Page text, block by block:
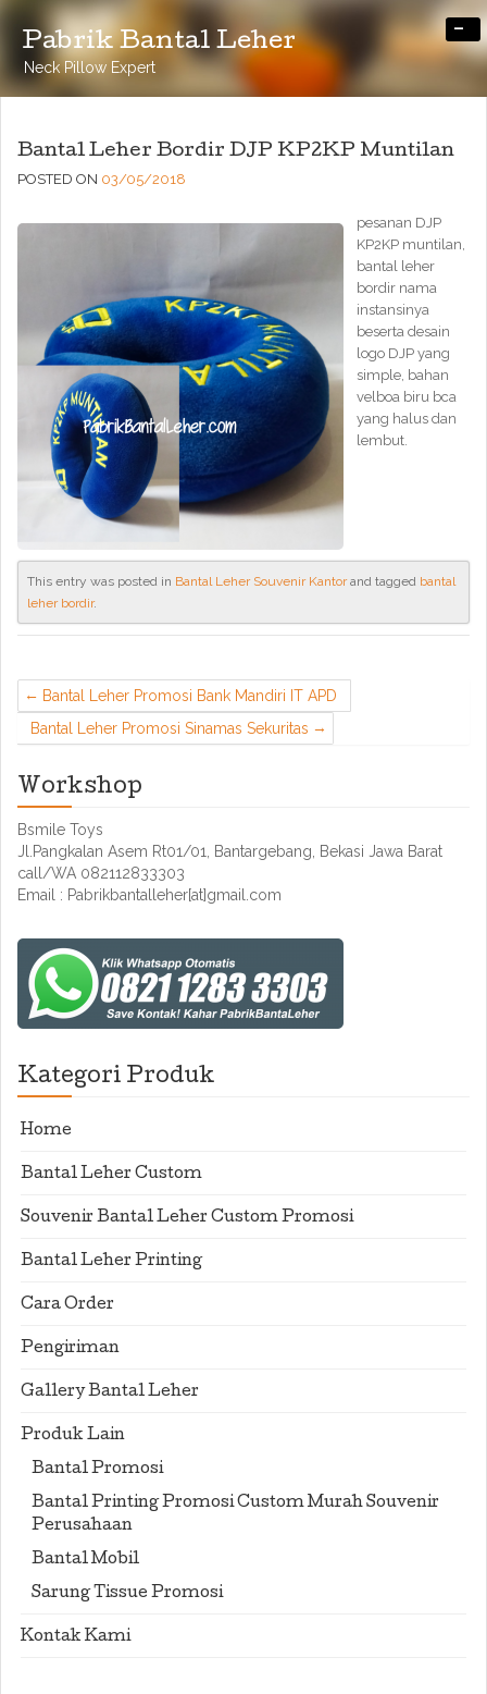
Pabrik Bantal Leher
Neck Pillow Expert
-
Bantal Leher Bordir DJP KP2KP Muntilan
POSTED ON 03/05/2018
pesanan DJP
KP2KP muntilan,
bantal leher
bordir nama
instansinya
beserta desain
logo DJP yang
simple, bahan
velboa biru bca
yang halus dan
lembut.
This entry was posted in Bantal Leher Souvenir Kantorand tagged bantal
leher bordir.
Bantal Leher Promosi Bank Mandiri IT APD
Bantal Leher Promosi Sinamas Sekuritas
Workshop
Bsmile Toys
Jl.Pangkalan Asem Rt01/01, Bantargebang, Bekasi Jawa Barat
call/WA 082112833303
Email : Pabrikbantalleher[at]gmail.com
Kategori Produk
Home
Bantal Leher Custom
Souvenir Bantal Leher Custom Promosi
Bantal Leher Printing
Cara Order
Pengiriman
Gallery Bantal Leher
Produk Lain
Bantal Promosi
Bantal Printing Promosi Custom Murah Souvenir
Perusahaan
Bantal Mobil
Sarung Tissue Promosi
Kontak Kami